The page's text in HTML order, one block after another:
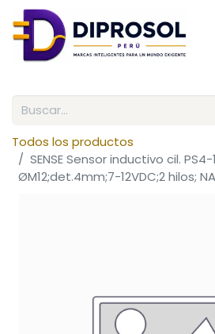
Todos los productos
SENSE Sensor inductivo cil.
ØM12;det.4mm;7-12VDC;2 hilos;